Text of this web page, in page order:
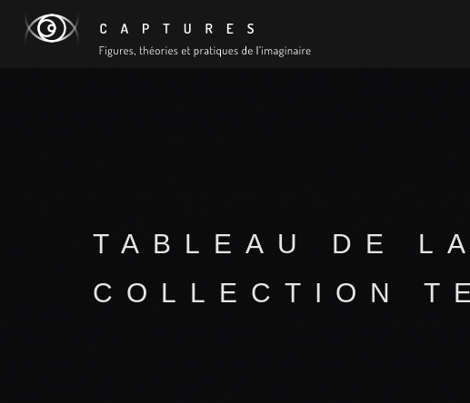
TABLEAU DE LA
COLLECTION